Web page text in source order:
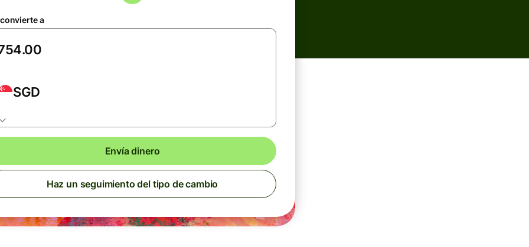
a
SGD
Envía dinero
Haz un seguimiento del tipo de cambio